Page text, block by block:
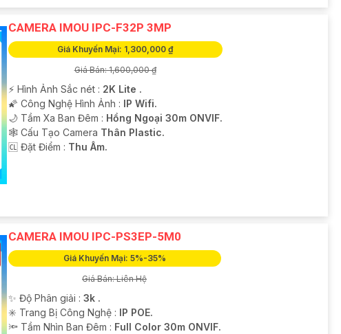
CAMERA IMOU IPC-F32P 3MP
Giá Khuyến Mại: 1,300,000 ₫
Giá Bán: 1,600,000 ₫
️⚡ Hình Ảnh Sắc nét : 2K Lite .
🌠 Công Nghệ Hình Ảnh : IP Wifi.
🌙 Tầm Xa Ban Đêm : Hồng Ngoại 30m ONVIF.
🕸️ Cấu Tạo Camera Thân Plastic.
️🆑 Đặt Điểm : Thu Âm.
CAMERA IMOU IPC-PS3EP-5M0
Giá Khuyến Mại: 5%-35%
Giá Bán: Liên Hệ
✨ Độ Phân giải : 3k .
✳️ Trang Bị Công Nghệ : IP POE.
🔦 Tầm Nhìn Ban Đêm : Full Color 30m ONVIF.